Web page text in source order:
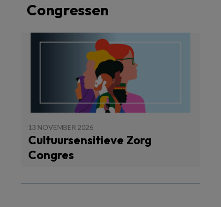
Congressen
13 NOVEMBER 2026
Cultuursensitieve Zorg
Congres